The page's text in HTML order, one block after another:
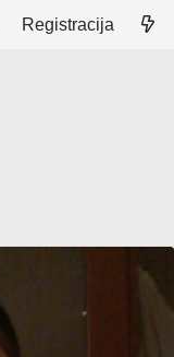
Registracija